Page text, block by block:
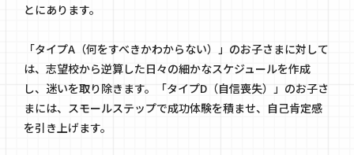
とにあります。
「タイプA（何をすべきかわからない）」のお子さまに対して
は、志望校から逆算した日々の細かなスケジュールを作成
し、迷いを取り除きます。「タイプD（自信喪失）」のお子さ
まには、スモールステップで成功体験を積ませ、自己肯定感
を引き上げます。